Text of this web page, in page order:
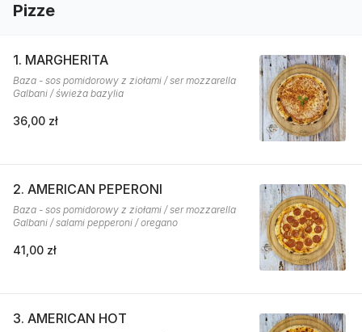
Pizze
1. MARGHERITA
Baza - sos pomidorowy z ziołami / ser mozzarella
Galbani / świeża bazylia
36,00 zł
2. AMERICAN PEPERONI
Baza - sos pomidorowy z ziołami / ser mozzarella
Galbani / salami pepperoni / oregano
41,00 zł
3. AMERICAN HOT